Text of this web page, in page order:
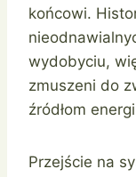
końcowi.
wydobyciu,
zmuszeni do
źródłom
Przejście na